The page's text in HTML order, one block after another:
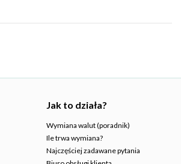
Jak to działa?
Wymiana walut (poradnik)
Ile trwa wymiana?
Najczęściej zadawane pytania